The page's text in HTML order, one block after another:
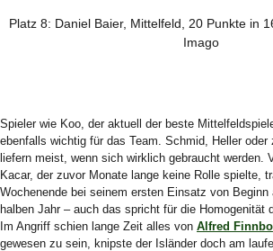
Platz 8: Daniel Baier, Mittelfeld, 20 Punkte in
Imago
Spieler wie Koo, der aktuell der beste
ebenfalls wichtig für das Team. Schmid, Heller oder
liefern meist, wenn sich wirklich gebraucht werden.
Kacar, der zuvor Monate lange keine Rolle spielte,
Wochenende bei seinem ersten Einsatz von Beginn
halben Jahr – auch das spricht für die Homogenität
Im Angriff schien lange Zeit alles von Alfred
gewesen zu sein, knipste der Isländer doch am